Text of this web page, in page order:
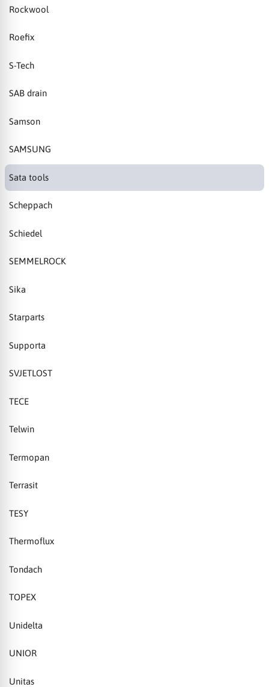
Rockwool
Roefix
S-Tech
SAB drain
Samson
SAMSUNG
Sata tools
Scheppach
Schiedel
SEMMELROCK
Sika
Starparts
Supporta
SVJETLOST
TECE
Telwin
Termopan
Terrasit
TESY
Thermoflux
Tondach
TOPEX
Unidelta
UNIOR
Unitas